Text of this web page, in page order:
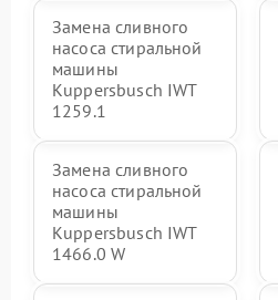
Замена сливного
насоса стиральной
машины
Kuppersbusch IWT
1259.1
Замена сливного
насоса стиральной
машины
Kuppersbusch IWT
1466.0 W